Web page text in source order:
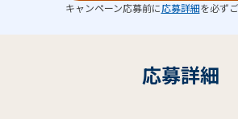
キャンペーン応募前に応募詳細を必ず
応募詳細